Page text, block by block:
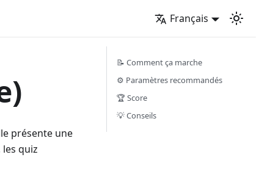
Français
présente une
quiz
📝 Comment ça marche
⚙️ Paramètres recommandés
🏆 Score
💡 Conseils